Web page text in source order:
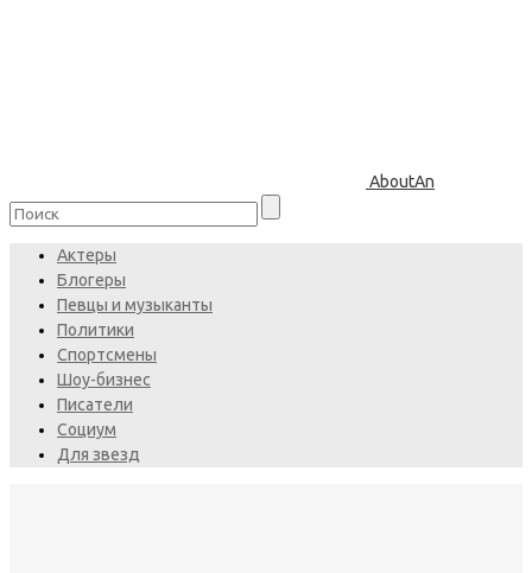
AboutAn
Актеры
Блогеры
Певцы и музыканты
Политики
Спортсмены
Шоу-бизнес
Писатели
Социум
Для звезд